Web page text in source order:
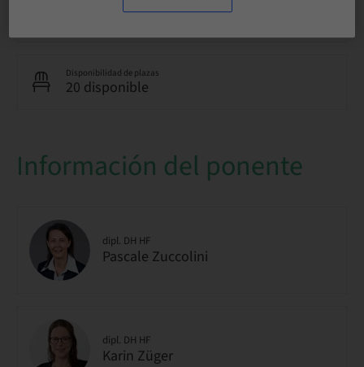
Disponibilidad de plazas
20 disponible
Información del ponente
dipl. DH HF
Pascale Zuccolini
dipl. DH HF
Karin Züger